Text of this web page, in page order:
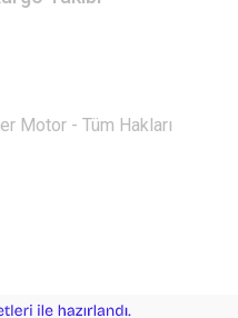
Motor - Tüm Hakları
e-